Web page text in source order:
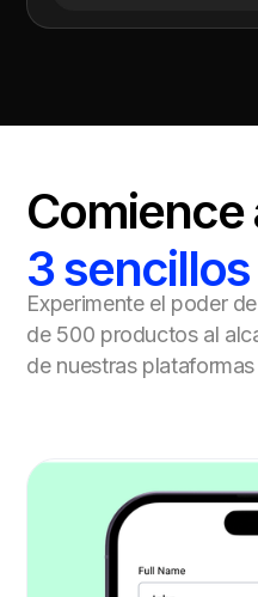
Comience
3
Experimente el poder
de 500 productos al
de nuestras